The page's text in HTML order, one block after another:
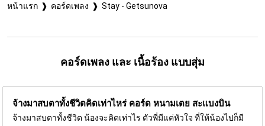
หน้าแรก คอร์ดเพลง Stay - Getsunova
คอร์ดเพลง และ เนื้อร้อง แบบสุ่ม
จ้างมาสบตาทั้งชีวิตคิดเท่าไหร่ คอร์ด หนามเตย สะแบงบิน
จ้างมาสบตาทั้งชีวิต น้องจะคิดเท่าไร ตัวพี่มีแค่หัวใจ ที่ให้น้องไปก็มี